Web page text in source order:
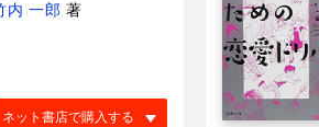
内 一郎 著
ネット書店で購入する